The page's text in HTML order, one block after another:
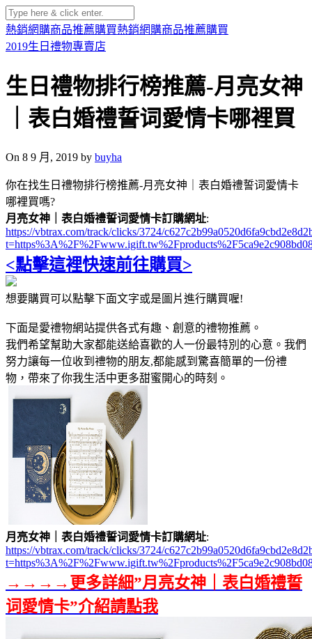
熱銷網購商品推薦購買熱銷網購商品推薦購買
2019生日禮物專賣店
生日禮物排行榜推薦-月亮女神
｜表白婚禮誓词愛情卡哪裡買
On 8 9 月, 2019 by buyha
你在找生日禮物排行榜推薦-月亮女神｜表白婚禮誓词愛情卡
哪裡買嗎?
月亮女神｜表白婚禮誓词愛情卡訂購網址:
https://vbtrax.com/track/clicks/3724/
<點擊這裡快速前往購買>
想要購買可以點擊下面文字或是圖片進行購買喔!
下面是愛禮物網站提供各式有趣、創意的禮物推薦。
我們希望幫助大家都能送給喜歡的人一份最特別的心意。我們
努力讓每一位收到禮物的朋友,都能感到驚喜簡單的一份禮
物，帶來了你我生活中更多甜蜜開心的時刻。
月亮女神｜表白婚禮誓词愛情卡訂購網址:
https://vbtrax.com/track/clicks/3724/
→→→→更多詳細”月亮女神｜表白婚禮誓
词愛情卡”介紹請點我